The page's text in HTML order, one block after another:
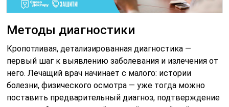
уточняющих или предсказывающих методик.
бактерии-возбудителя и уже имеющейся проблеме
всегда помогает специалисту лучше понять, что
нужно лечить и как.
Диагностика туберкулёза производится через
следующие методики: